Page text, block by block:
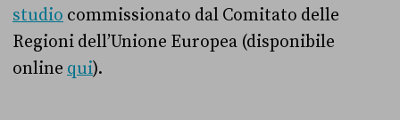
studio commissionato dal Comitato delle
Regioni dell’Unione Europea (disponibile
online qui).